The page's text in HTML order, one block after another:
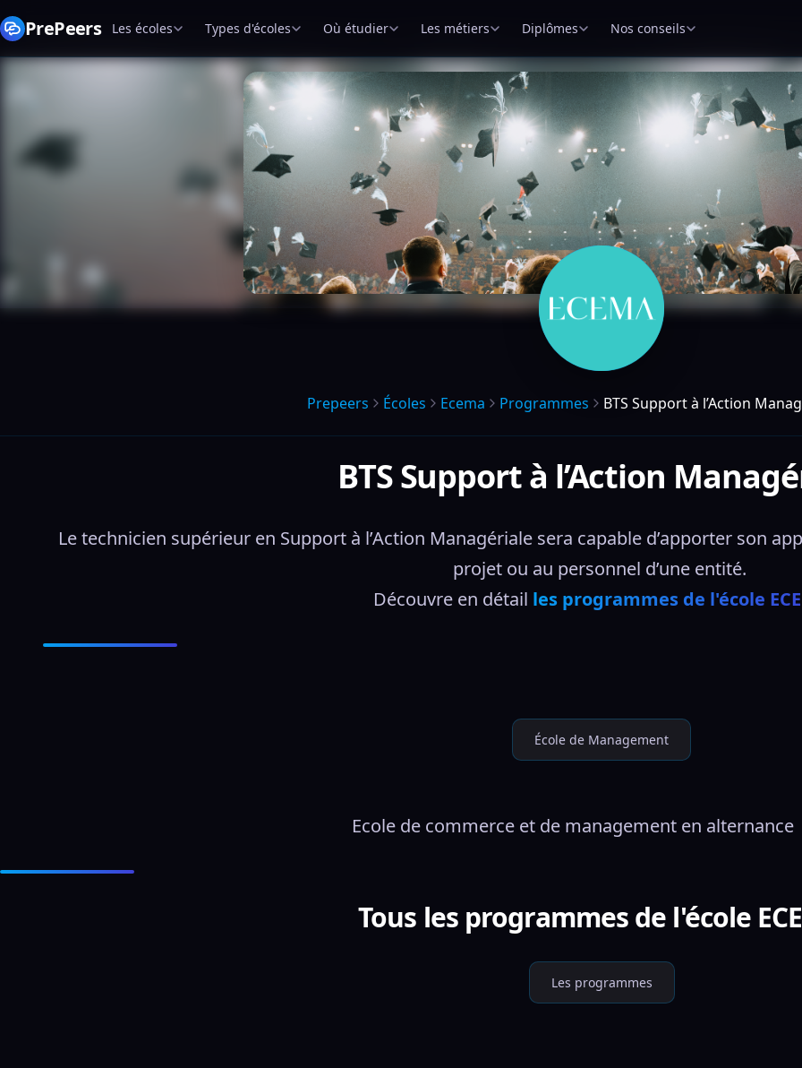
PrePeers Les écoles Types d'écoles Où étudier Les métiers Diplômes Nos conseils
Prepeers Écoles Ecema Programmes BTS Support à l’Action
BTS Support à l’Action
Le technicien supérieur en Support à l’Action Managériale sera capable d’apporter son
projet ou au personnel d’une entité.
Découvre en détail les programmes de l'école
École de Management
Ecole de commerce et de management en alternance
Tous les programmes de l'école
Les programmes